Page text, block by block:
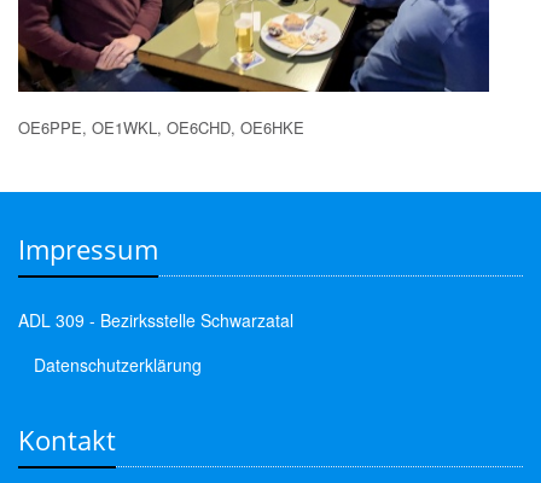
OE6PPE, OE1WKL, OE6CHD, OE6HKE
Impressum
ADL 309 - Bezirksstelle Schwarzatal
Datenschutzerklärung
Kontakt